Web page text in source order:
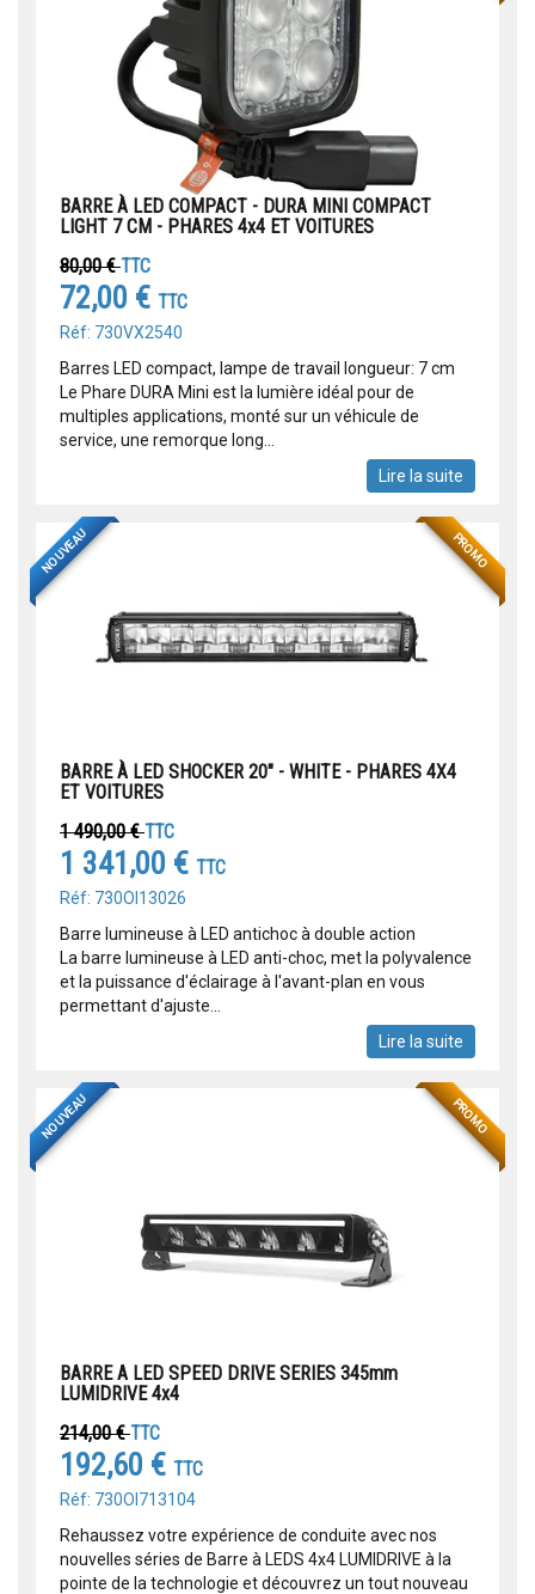
BARRE À LED COMPACT - DURA MINI COMPACT
LIGHT 7 CM - PHARES 4x4 ET VOITURES
80,00 €TTC
72,00 € TTC
Réf: 730VX2540
Barres LED compact, lampe de travail longueur: 7 cm
Le Phare DURA Mini est la lumière idéal pour de
multiples applications, monté sur un véhicule de
service, une remorque long...
Lire la suite
PROMO
NOUVEAU
BARRE À LED SHOCKER 20" - WHITE - PHARES 4X4
ET VOITURES
1 490,00 €TTC
1 341,00 € TTC
Réf: 730OI13026
Barre lumineuse à LED antichoc à double action
La barre lumineuse à LED anti-choc, met la polyvalence
et la puissance d'éclairage à l'avant-plan en vous
permettant d'ajuste...
Lire la suite
PROMO
NOUVEAU
BARRE A LED SPEED DRIVE SERIES 345mm
LUMIDRIVE 4x4
214,00 €TTC
192,60 € TTC
Réf: 730OI713104
Rehaussez votre expérience de conduite avec nos
nouvelles séries de Barre à LEDS 4x4 LUMIDRIVE à la
pointe de la technologie et découvrez un tout nouveau